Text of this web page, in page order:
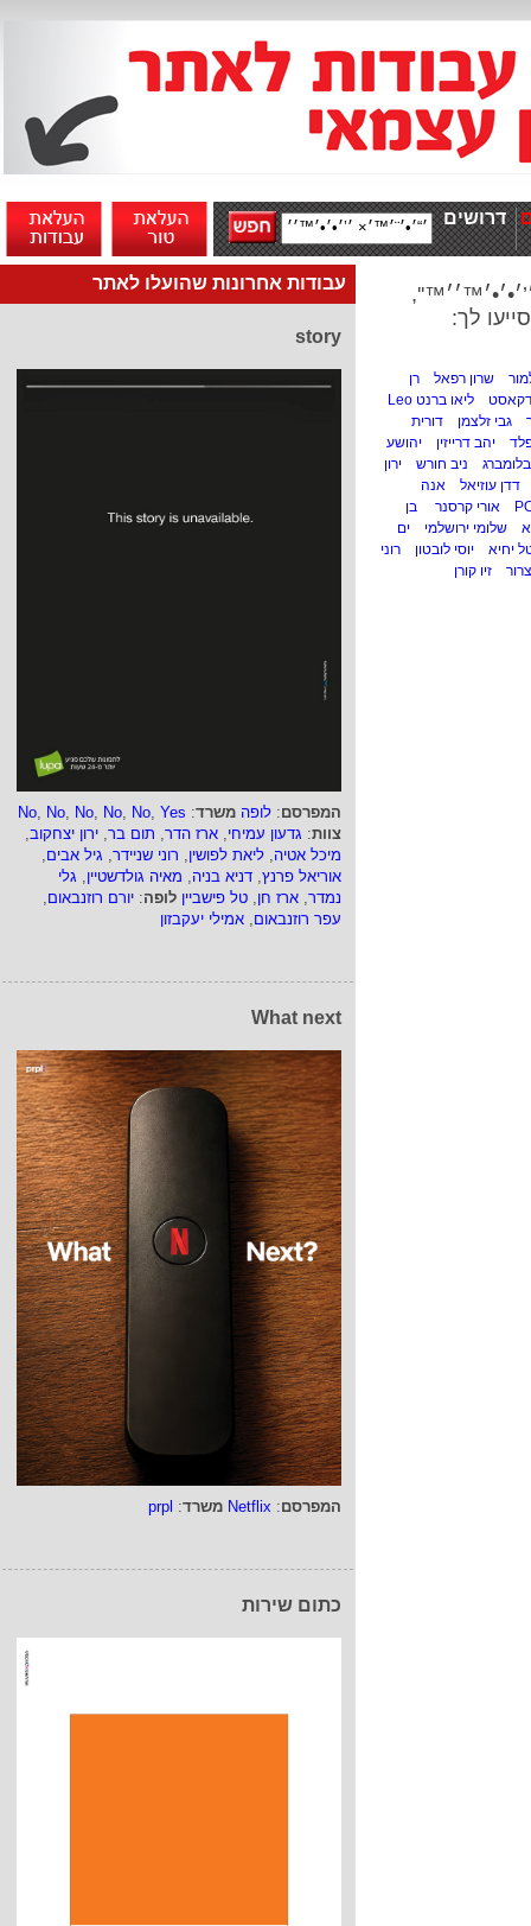
דרושים
עבודות אחרונות שהועלו לאתר
story
המפרסם: לופה משרד:
No, No, No, No, No, Yes
צוות: גדעון עמיחי, ארז הדר, תום בר, ירון יצחקוב,
מיכל אטיה, ליאת לפושין, רוני שניידר, גיל אבים,
אוריאל פרנץ, דניא בניה, מאיה גולדשטיין, גלי
נמדר, ארז חן, טל פישביין לופה: יורם רוזנבאום,
עפר רוזנבאום, אמילי יעקבזון
What next
המפרסם:
Netflix משרד:
prpl
כתום שירות
לך:
שרון רפאל
רן
ליאו ברנט Leo
גבי זלצמן
דורית
יהב דרייזין
יהושע
ניב חורש
ירון
דדן עוזיאל
אנה
אורי קרסנר
בן
שלומי ירושלמי
ים
יחיא
יוסי לובטון
רוני
זיו קורן